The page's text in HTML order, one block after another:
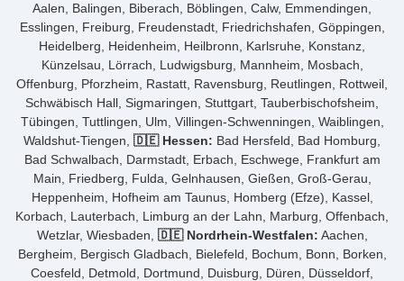
Aalen, Balingen, Biberach, Böblingen, Calw, Emmendingen,
Esslingen, Freiburg, Freudenstadt, Friedrichshafen, Göppingen,
Heidelberg, Heidenheim, Heilbronn, Karlsruhe, Konstanz,
Künzelsau, Lörrach, Ludwigsburg, Mannheim, Mosbach,
Offenburg, Pforzheim, Rastatt, Ravensburg, Reutlingen, Rottweil,
Schwäbisch Hall, Sigmaringen, Stuttgart, Tauberbischofsheim,
Tübingen, Tuttlingen, Ulm, Villingen-Schwenningen, Waiblingen,
Waldshut-Tiengen, 🇩🇪 Hessen: Bad Hersfeld, Bad Homburg,
Bad Schwalbach, Darmstadt, Erbach, Eschwege, Frankfurt am
Main, Friedberg, Fulda, Gelnhausen, Gießen, Groß-Gerau,
Heppenheim, Hofheim am Taunus, Homberg (Efze), Kassel,
Korbach, Lauterbach, Limburg an der Lahn, Marburg, Offenbach,
Wetzlar, Wiesbaden, 🇩🇪 Nordrhein-Westfalen: Aachen,
Bergheim, Bergisch Gladbach, Bielefeld, Bochum, Bonn, Borken,
Coesfeld, Detmold, Dortmund, Duisburg, Düren, Düsseldorf,